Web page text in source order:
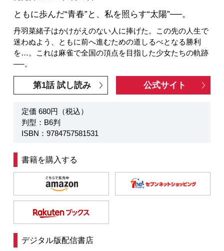
ともに歩んだ“青春”と、私を照らす“太陽”──。
丹羽菜緒子はかけがえのない人に捧げた。この先の人生で
迷わぬよう、ともに前へ進むための道しるべとなる勝利
を…。これは麻雀で全国の頂点を目指した少女たちの軌跡
──。
第1話 試し読み 公式サイト
定価 680円（税込）
判型：B6判
ISBN：9784757581531
書籍を購入する
デジタル版配信書店